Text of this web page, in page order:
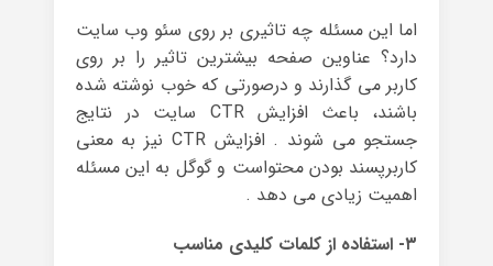
اما این مسئله چه تاثیری بر روی سئو وب سایت
دارد؟ عناوین صفحه بیشترین تاثیر را بر روی
کاربر می گذارند و درصورتی که خوب نوشته شده
باشند، باعث افزایش CTR سایت در نتایج
جستجو می شوند . افزایش CTR نیز به معنی
کاربرپسند بودن محتواست و گوگل به این مسئله
اهمیت زیادی می دهد .
۳- استفاده از کلمات کلیدی مناسب